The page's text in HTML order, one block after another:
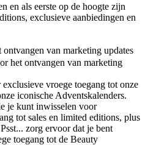
en als eerste op de hoogte zijn
exclusieve aanbiedingen en
van marketing updates
het ontvangen van marketing
vroege toegang tot onze
iconische Adventskalenders.
je kunt inwisselen voor
tot sales en limited editions, plus
zorg ervoor dat je bent
toegang tot de Beauty